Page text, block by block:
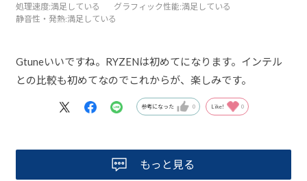
処理速度:満足している グラフィック性能:満足している
静音性・発熱:満足している
Gtuneいいですね。RYZENは初めてになります。インテル
との比較も初めてなのでこれからが、楽しみです。
参考になった 0 Like! 0
もっと見る